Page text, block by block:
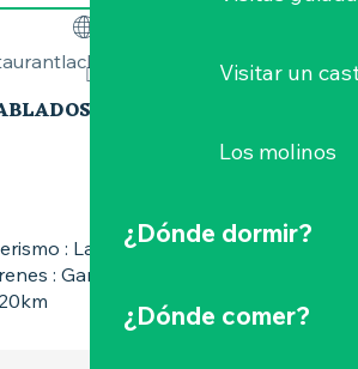
Visitar un
Los molinos
¿Dónde dormir?
¿Dónde comer?
: La Loire à Vélo
: Gare de la Haye-